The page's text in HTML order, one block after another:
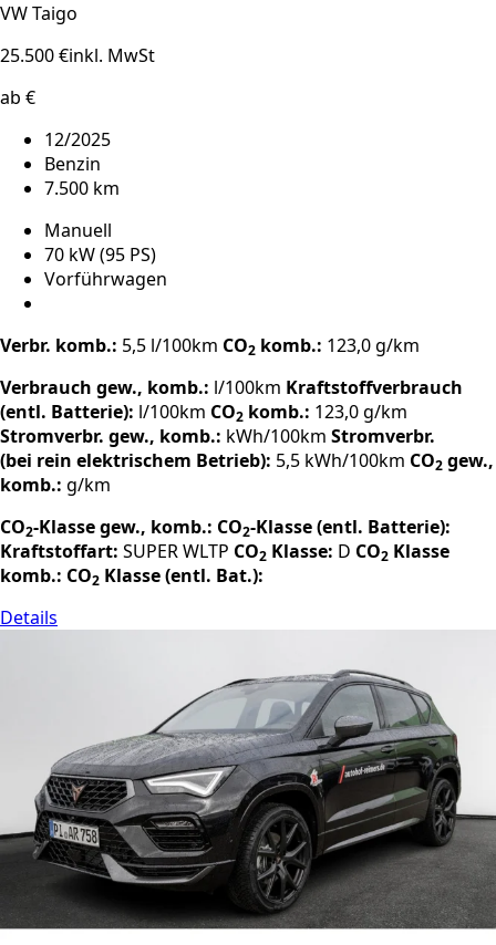
VW Taigo
25.500 €inkl. MwSt
ab €
12/2025
Benzin
7.500 km
Manuell
70 kW (95 PS)
Vorführwagen
Verbr. komb.: 5,5 l/100km CO2 komb.: 123,0 g/km
Verbrauch gew., komb.: l/100km Kraftstoffverbrauch
(entl. Batterie): l/100km CO2 komb.: 123,0 g/km
Stromverbr. gew., komb.: kWh/100km Stromverbr.
(bei rein elektrischem Betrieb): 5,5 kWh/100km CO2 gew.,
komb.: g/km
CO2-Klasse gew., komb.: CO2-Klasse (entl. Batterie):
Kraftstoffart: SUPERWLTP CO2 Klasse: D CO2 Klasse
komb.: CO2 Klasse (entl. Bat.):
Details